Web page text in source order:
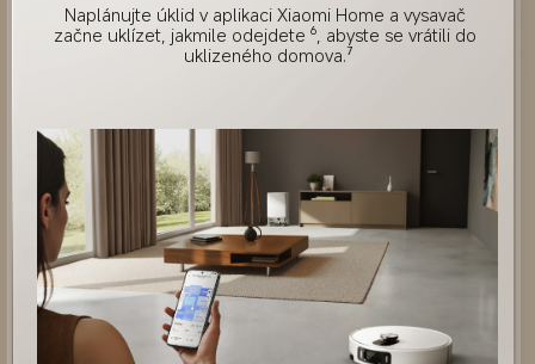
Naplánujte úklid v aplikaci Xiaomi Home a vysavač
začne uklízet, jakmile odejdete ⁶, abyste se vrátili do
uklizeného domova.⁷